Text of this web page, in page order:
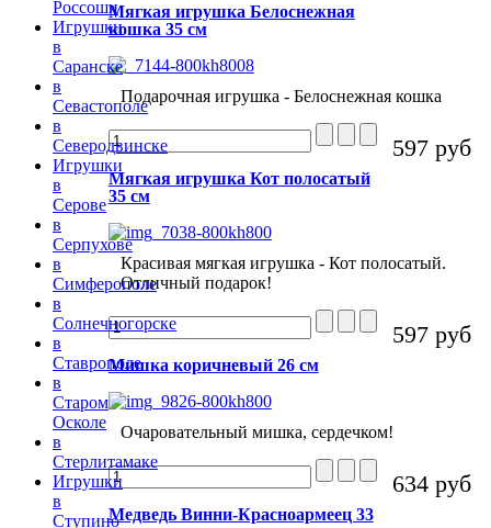
Мягкая игрушка Белоснежная
кошка 35 см
Подарочная игрушка - Белоснежная кошка
597 руб
Мягкая игрушка Кот полосатый
35 см
Красивая мягкая игрушка - Кот полосатый.
Отличный подарок!
597 руб
Мишка коричневый 26 см
Очаровательный мишка, сердечком!
634 руб
Медведь Винни-Красноармеец 33
Россоши
Игрушки
в
Саранске
в
Севастополе
в
Северодвинске
Игрушки
в
Серове
в
Серпухове
в
Симферополе
в
Солнечногорске
в
Ставрополе
в
Старом
Осколе
в
Стерлитамаке
Игрушки
в
Ступино